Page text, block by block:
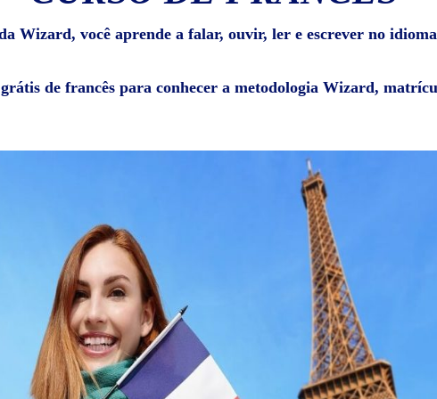
Wizard, você aprende a falar, ouvir, ler e escrever no
de francês para conhecer a metodologia Wizard,